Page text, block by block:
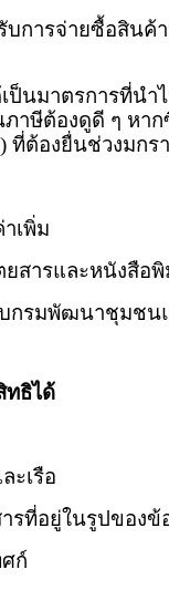
การจ่ายซื้อสินค้า
ป็นมาตรการที่นำ
าษีต้องดูดี ๆ หา
ที่ต้องยื่นช่วงมก
เพิ่ม
ยสารและหนังสือ
บกรมพัฒนาชุมชน
ทธิได้
ะเรือ
ที่อยู่ในรูปของข้
ก์